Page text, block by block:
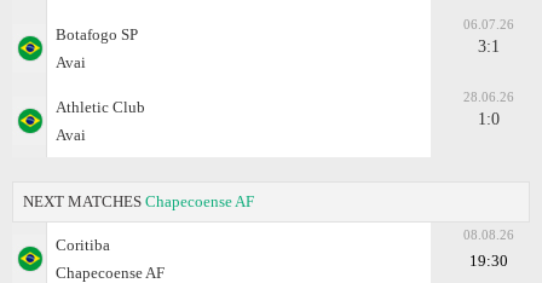
Botafogo SP
Avai
06.07.26
3:1
Athletic Club
Avai
28.06.26
1:0
NEXT MATCHES Chapecoense AF
Coritiba
Chapecoense AF
08.08.26
19:30